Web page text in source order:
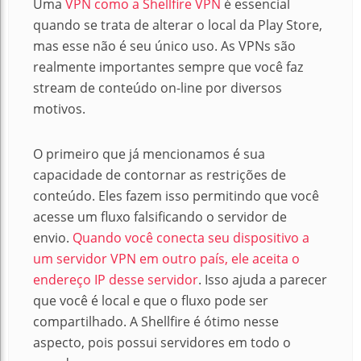
Uma VPN como a Shellfire VPN é essencial
quando se trata de alterar o local da Play Store,
mas esse não é seu único uso. As VPNs são
realmente importantes sempre que você faz
stream de conteúdo on-line por diversos
motivos.
O primeiro que já mencionamos é sua
capacidade de contornar as restrições de
conteúdo. Eles fazem isso permitindo que você
acesse um fluxo falsificando o servidor de
envio. Quando você conecta seu dispositivo a
um servidor VPN em outro país, ele aceita o
endereço IP desse servidor. Isso ajuda a parecer
que você é local e que o fluxo pode ser
compartilhado. AShellfire é ótimo nesse
aspecto, pois possui servidores em todo o